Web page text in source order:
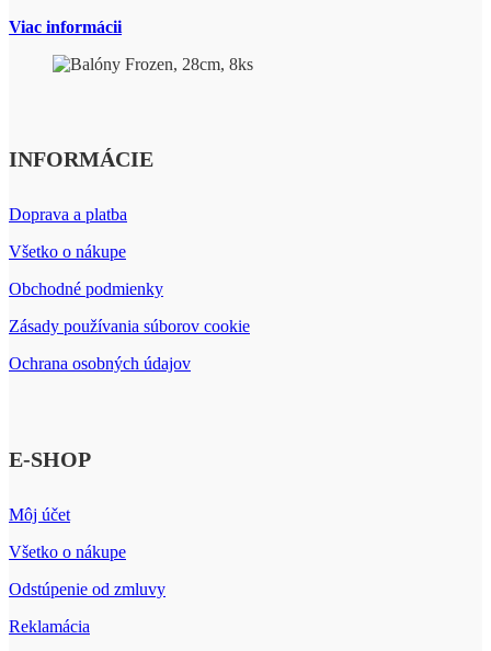
Viac informácii
INFORMÁCIE
Doprava a platba
Všetko o nákupe
Obchodné podmienky
Zásady používania súborov cookie
Ochrana osobných údajov
E-SHOP
Môj účet
Všetko o nákupe
Odstúpenie od zmluvy
Reklamácia